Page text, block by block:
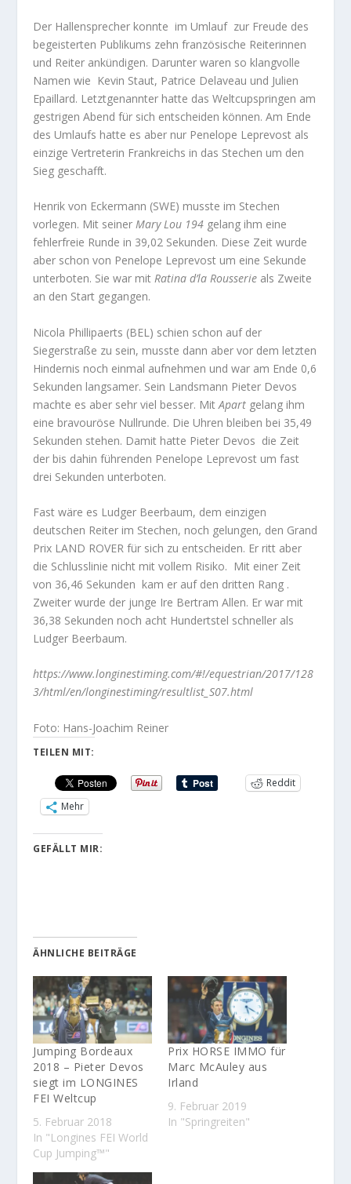
Der Hallensprecher konnte im Umlauf zur Freude des
begeisterten Publikums zehn französische Reiterinnen
und Reiter ankündigen. Darunter waren so klangvolle
Namen wie Kevin Staut, Patrice Delaveau und Julien
Epaillard. Letztgenannter hatte das Weltcupspringen am
gestrigen Abend für sich entscheiden können. Am Ende
des Umlaufs hatte es aber nur Penelope Leprevost als
einzige Vertreterin Frankreichs in das Stechen um den
Sieg geschafft.
Henrik von Eckermann (SWE) musste im Stechen
vorlegen. Mit seinerMary Lou 194 gelang ihm eine
fehlerfreie Runde in 39,02 Sekunden. Diese Zeit wurde
aber schon von Penelope Leprevost um eine Sekunde
unterboten. Sie war mitRatina d’la Rousserie als Zweite
an den Start gegangen.
Nicola Phillipaerts (BEL) schien schon auf der
Siegerstraße zu sein, musste dann aber vor dem letzten
Hindernis noch einmal aufnehmen und war am Ende 0,6
Sekunden langsamer. Sein Landsmann Pieter Devos
machte es aber sehr viel besser. MitApart gelang ihm
eine bravouröse Nullrunde. Die Uhren bleiben bei 35,49
Sekunden stehen. Damit hatte Pieter Devos die Zeit
der bis dahin führenden Penelope Leprevost um fast
drei Sekunden unterboten.
Fast wäre es Ludger Beerbaum, dem einzigen
deutschen Reiter im Stechen, noch gelungen, den Grand
Prix LAND ROVER für sich zu entscheiden. Er ritt aber
die Schlusslinie nicht mit vollem Risiko. Mit einer Zeit
von 36,46 Sekunden kam er auf den dritten Rang .
Zweiter wurde der junge Ire Bertram Allen. Er war mit
36,38 Sekunden noch acht Hundertstel schneller als
Ludger Beerbaum.
https://www.longinestiming.com/#!/equestrian/2017/128
3/html/en/longinestiming/resultlist_S07.html
Foto: Hans-Joachim Reiner
TEILEN MIT:
Reddit
Mehr
GEFÄLLT MIR:
ÄHNLICHE BEITRÄGE
Jumping Bordeaux
2018 – Pieter Devos
siegt im LONGINES
FEI Weltcup
5. Februar 2018
In "Longines FEI World
Cup Jumping™"
Prix HORSE IMMO für
Marc McAuley aus
Irland
9. Februar 2019
In "Springreiten"